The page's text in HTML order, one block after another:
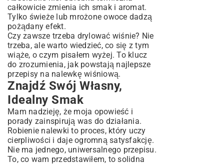
całkowicie zmienia ich smak i aromat.
Tylko świeże lub mrożone owoce dadzą
pożądany efekt.
Czy zawsze trzeba drylować wiśnie? Nie
trzeba, ale warto wiedzieć, co się z tym
wiąże, o czym pisałem wyżej. To klucz
do zrozumienia, jak powstają najlepsze
przepisy na nalewkę wiśniową.
Znajdź Swój Własny,
Idealny Smak
Mam nadzieję, że moja opowieść i
porady zainspirują was do działania.
Robienie nalewki to proces, który uczy
cierpliwości i daje ogromną satysfakcję.
Nie ma jednego, uniwersalnego przepisu.
To, co wam przedstawiłem, to solidna